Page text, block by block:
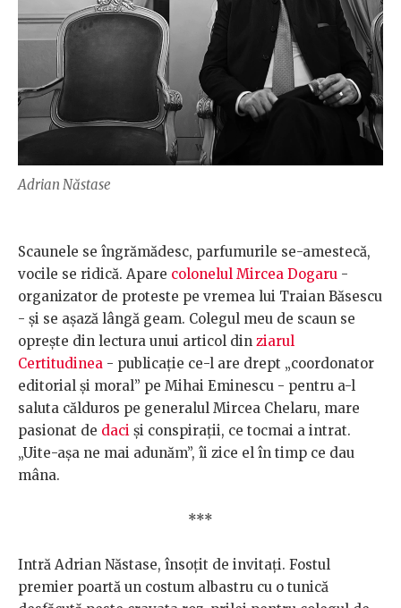
Adrian Năstase
Scaunele se îngrămădesc, parfumurile se-amestecă,
vocile se ridică. Apare colonelul Mircea Dogaru -
organizator de proteste pe vremea lui Traian Băsescu
- și se așază lângă geam. Colegul meu de scaun se
oprește din lectura unui articol din ziarul
Certitudinea - publicație ce-l are drept „coordonator
editorial și moral” pe Mihai Eminescu - pentru a-l
saluta călduros pe generalul Mircea Chelaru, mare
pasionat de daci și conspirații, ce tocmai a intrat.
„Uite-așa ne mai adunăm”, îi zice el în timp ce dau
mâna.
***
Intră Adrian Năstase, însoțit de invitați. Fostul
premier poartă un costum albastru cu o tunică